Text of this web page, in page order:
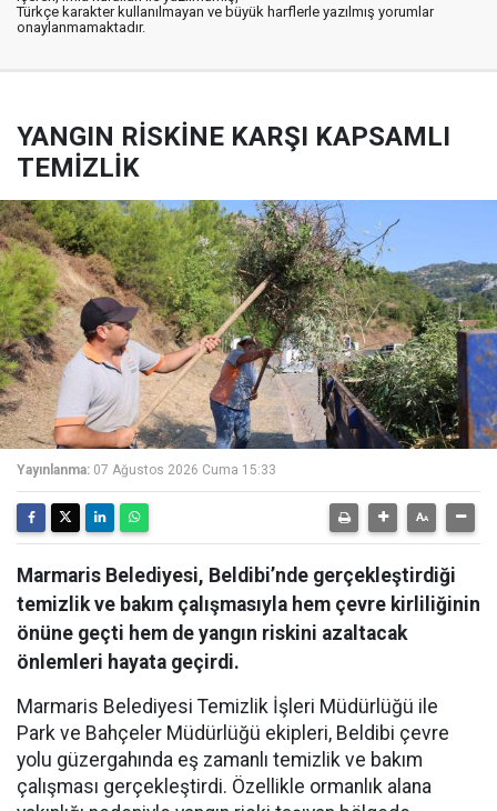
Türkçe karakter kullanılmayan ve büyük harflerle yazılmış yorumlar
onaylanmamaktadır.
YANGIN RİSKİNE KARŞI KAPSAMLI
TEMİZLİK
Yayınlanma: 07 Ağustos 2026 Cuma 15:33
Marmaris Belediyesi, Beldibi’nde gerçekleştirdiği
temizlik ve bakım çalışmasıyla hem çevre kirliliğinin
önüne geçti hem de yangın riskini azaltacak
önlemleri hayata geçirdi.
Marmaris Belediyesi Temizlik İşleri Müdürlüğü ile
Park ve Bahçeler Müdürlüğü ekipleri, Beldibi çevre
yolu güzergahında eş zamanlı temizlik ve bakım
çalışması gerçekleştirdi. Özellikle ormanlık alana